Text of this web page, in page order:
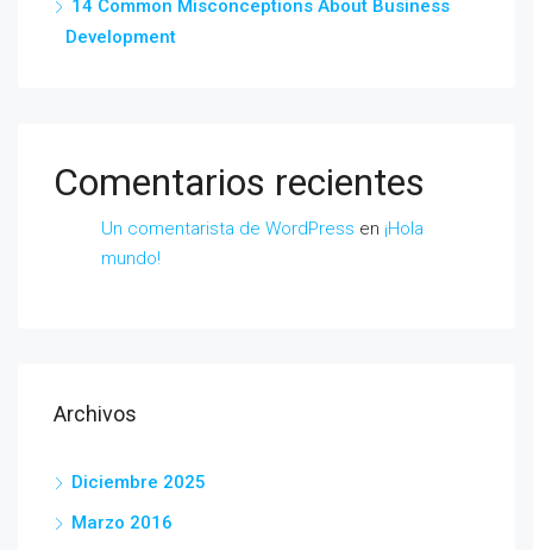
14 Common Misconceptions About Business
Development
Comentarios recientes
Un comentarista de WordPress en ¡Hola
mundo!
Archivos
Diciembre 2025
Marzo 2016